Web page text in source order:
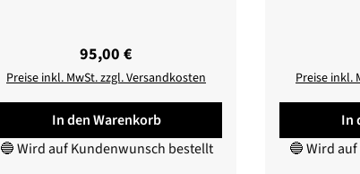
Regulärer Preis:
95,00 €
Preise inkl. MwSt. zzgl. Versandkosten
In den Warenkorb
🔵 Wird auf Kundenwunsch bestellt
Preise inkl.
In
🔵 Wird